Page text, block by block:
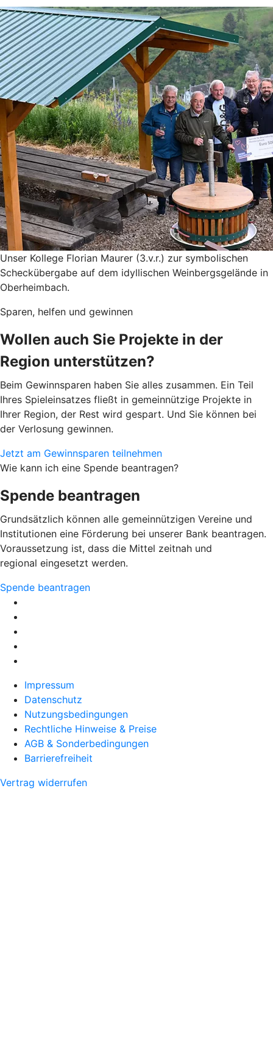
Unser Kollege Florian Maurer (3.v.r.) zur symbolischen
Scheckübergabe auf dem idyllischen Weinbergsgelände in
Oberheimbach.
Sparen, helfen und gewinnen
Wollen auch Sie Projekte in der
Region unterstützen?
Beim Gewinnsparen haben Sie alles zusammen. Ein Teil
Ihres Spieleinsatzes fließt in gemeinnützige Projekte in
Ihrer Region, der Rest wird gespart. Und Sie können bei
der Verlosung gewinnen.
Jetzt am Gewinnsparen teilnehmen
Wie kann ich eine Spende beantragen?
Spende beantragen
Grundsätzlich können alle gemeinnützigen Vereine und
Institutionen eine Förderung bei unserer Bank beantragen.
Voraussetzung ist, dass die Mittel zeitnah und
regional eingesetzt werden.
Spende beantragen
Impressum
Datenschutz
Nutzungsbedingungen
Rechtliche Hinweise & Preise
AGB & Sonderbedingungen
Barrierefreiheit
Vertrag widerrufen